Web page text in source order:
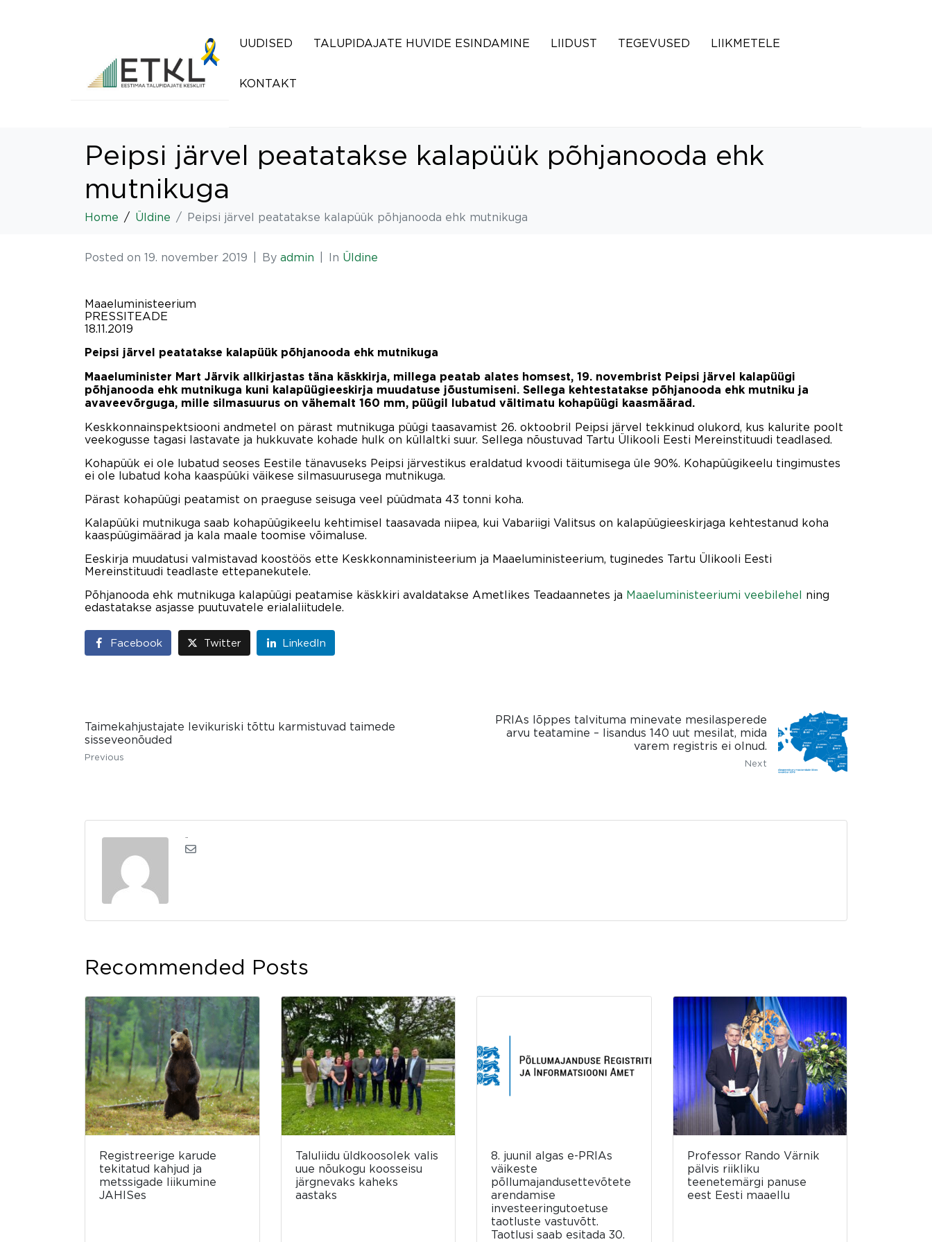
UUDISED TALUPIDAJATE HUVIDE ESINDAMINE LIIDUST TEGEVUSED LIIKMETELE
KONTAKT
Peipsi järvel peatatakse kalapüük põhjanooda ehk
mutnikuga
Home Üldine Peipsi järvel peatatakse kalapüük põhjanooda ehk mutnikuga
Posted on 19. november 2019 By admin In Üldine
Maaeluministeerium
PRESSITEADE
18.11.2019
Peipsi järvel peatatakse kalapüük põhjanooda ehk mutnikuga
Maaeluminister Mart Järvik allkirjastas täna käskkirja, millega peatab alates homsest, 19. novembrist Peipsi järvel kalapüügi
põhjanooda ehk mutnikuga kuni kalapüügieeskirja muudatuse jõustumiseni. Sellega kehtestatakse põhjanooda ehk mutniku ja
avaveevõrguga, mille silmasuurus on vähemalt 160 mm, püügil lubatud vältimatu kohapüügi kaasmäärad.
Keskkonnainspektsiooni andmetel on pärast mutnikuga püügi taasavamist 26. oktoobril Peipsi järvel tekkinud olukord, kus kalurite poolt
veekogusse tagasi lastavate ja hukkuvate kohade hulk on küllaltki suur. Sellega nõustuvad Tartu Ülikooli Eesti Mereinstituudi teadlased.
Kohapüük ei ole lubatud seoses Eestile tänavuseks Peipsi järvestikus eraldatud kvoodi täitumisega üle 90%. Kohapüügikeelu tingimustes
ei ole lubatud koha kaaspüüki väikese silmasuurusega mutnikuga.
Pärast kohapüügi peatamist on praeguse seisuga veel püüdmata 43 tonni koha.
Kalapüüki mutnikuga saab kohapüügikeelu kehtimisel taasavada niipea, kui Vabariigi Valitsus on kalapüügieeskirjaga kehtestanud koha
kaaspüügimäärad ja kala maale toomise võimaluse.
Eeskirja muudatusi valmistavad koostöös ette Keskkonnaministeerium ja Maaeluministeerium, tuginedes Tartu Ülikooli Eesti
Mereinstituudi teadlaste ettepanekutele.
Põhjanooda ehk mutnikuga kalapüügi peatamise käskkiri avaldatakse Ametlikes Teadaannetes ja Maaeluministeeriumi veebilehel ning
edastatakse asjasse puutuvatele erialaliitudele.
Facebook Twitter LinkedIn
Taimekahjustajate levikuriski tõttu karmistuvad taimede
sisseveonõuded
Previous
PRIAs lõppes talvituma minevate mesilasperede
arvu teatamine – lisandus 140 uut mesilat, mida
varem registris ei olnud.
Next
Recommended Posts
Registreerige karude
tekitatud kahjud ja
metssigade liikumine
JAHISes
Taluliidu üldkoosolek valis
uue nõukogu koosseisu
järgnevaks kaheks
aastaks
8. juunil algas e-PRIAs
väikeste
põllumajandusettevõtete
arendamise
investeeringutoetuse
taotluste vastuvõtt.
Taotlusi saab esitada 30.
Professor Rando Värnik
pälvis riikliku
teenetemärgi panuse
eest Eesti maaellu